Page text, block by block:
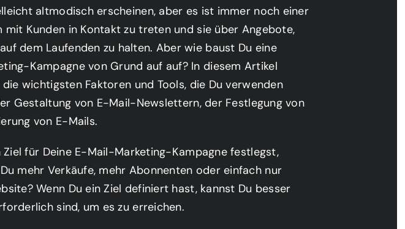
altmodisch erscheinen, aber es ist immer noch einer
mit Kunden in Kontakt zu treten und sie über Angebote,
dem Laufenden zu halten. Aber wie baust Du eine
Kampagne von Grund auf auf? In diesem Artikel
wichtigsten Faktoren und Tools, die Du verwenden
Gestaltung von E-Mail-Newslettern, der Festlegung von
von E-Mails.
Ziel für Deine E-Mail-Marketing-Kampagne festlegst,
mehr Verkäufe, mehr Abonnenten oder einfach nur
Wenn Du ein Ziel definiert hast, kannst Du besser
sind, um es zu erreichen.